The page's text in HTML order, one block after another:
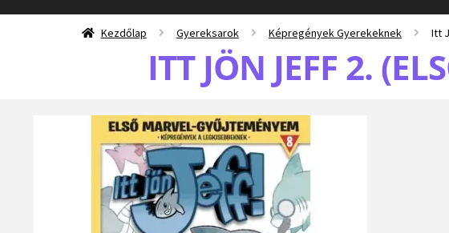
Kezdőlap Gyereksarok Képregények Gyerekeknek Itt
ITT JÖN JEFF 2.